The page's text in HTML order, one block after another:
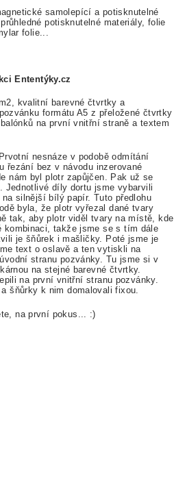
samolepící a potisknutelné
potisknutelné materiály, folie
folie...
Ententýky.cz
kvalitní barevné čtvrtky a
formátu A5 z přeložené čtvrtky
na první vnitřní straně a textem
nesnáze v podobě odmítání
bez v návodu inzerované
nám byl plotr zapůjčen. Pak už se
Jednotlivé díly dortu jsme vybarvili
silnější bílý papír. Tuto předlohu
byla, že plotr vyřezal dané tvary
tak, aby plotr viděl tvary na místě, kde
kombinaci, takže jsme se s tím dále
je šňůrek i mašličky. Poté jsme je
text o oslavě a ten vytiskli na
stranu pozvánky. Tu jsme si v
na stejné barevné čtvrtky.
na první vnitřní stranu pozvánky.
šňůrky k nim domalovali fixou.
na první pokus... :)